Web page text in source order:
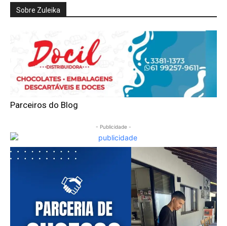
Sobre Zuleika
Parceiros do Blog
- Publicidade -